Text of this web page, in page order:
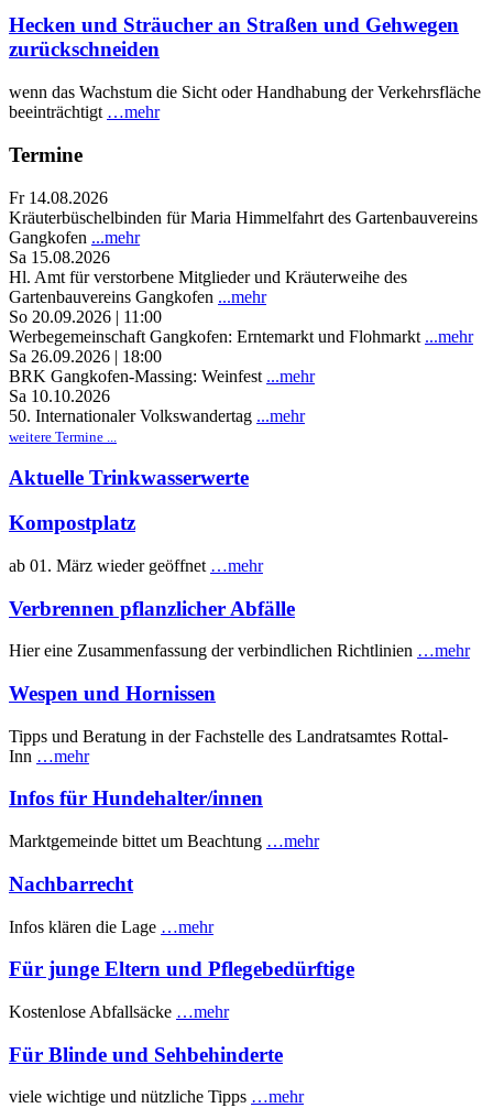
Hecken und Sträucher an Straßen und Gehwegen
zurückschneiden
wenn das Wachstum die Sicht oder Handhabung der Verkehrsfläche
beeinträchtigt …mehr
Termine
Fr 14.08.2026
Kräuterbüschelbinden für Maria Himmelfahrt des Gartenbauvereins
Gangkofen ...mehr
Sa 15.08.2026
Hl. Amt für verstorbene Mitglieder und Kräuterweihe des
Gartenbauvereins Gangkofen ...mehr
So 20.09.2026 | 11:00
Werbegemeinschaft Gangkofen: Erntemarkt und Flohmarkt ...mehr
Sa 26.09.2026 | 18:00
BRK Gangkofen-Massing: Weinfest ...mehr
Sa 10.10.2026
50. Internationaler Volkswandertag ...mehr
weitere Termine ...
Aktuelle Trinkwasserwerte
Kompostplatz
ab 01. März wieder geöffnet …mehr
Verbrennen pflanzlicher Abfälle
Hier eine Zusammenfassung der verbindlichen Richtlinien …mehr
Wespen und Hornissen
Tipps und Beratung in der Fachstelle des Landratsamtes Rottal-
Inn …mehr
Infos für Hundehalter/innen
Marktgemeinde bittet um Beachtung …mehr
Nachbarrecht
Infos klären die Lage …mehr
Für junge Eltern und Pflegebedürftige
Kostenlose Abfallsäcke …mehr
Für Blinde und Sehbehinderte
viele wichtige und nützliche Tipps …mehr